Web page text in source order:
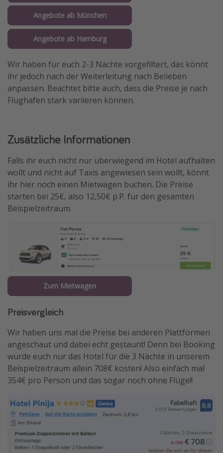
Angebote ab München
Angebote ab Hamburg
Wir haben für euch 2-3 Nächte vorgefiltert, das könnt
ihr jedoch nach der Weiterleitung nach Belieben
anpassen. Beachtet bitte auch, dass die Preise je nach
Flughafen stark variieren können.
Zusätzliche Informationen
Falls ihr euch nicht nur überwiegend im Hotel aufhalten
wollt und nicht auf Taxis angewiesen sein wollt, könnt
ihr hier noch einen Mietwagen buchen. Die Preise
starten bei 25€, also 12,50€ p.P. für den gesamten
Beispielzeitraum.
Zum Mietwagen
Preisvergleich
Wir haben uns mal die Preise bei anderen Plattformen
angeschaut und dabei echt gestaunt! Denn bei Booking
würde euch nur das Hotel für die 3 Nächte in unserem
Beispielzeitraum allein 708€ kosten! Also einfach mal
354€ pro Person und das sogar noch ohne Flüge!!